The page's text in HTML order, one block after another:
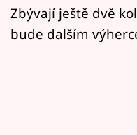
Mámy sobě
Zbývají ještě dvě
bude dalším